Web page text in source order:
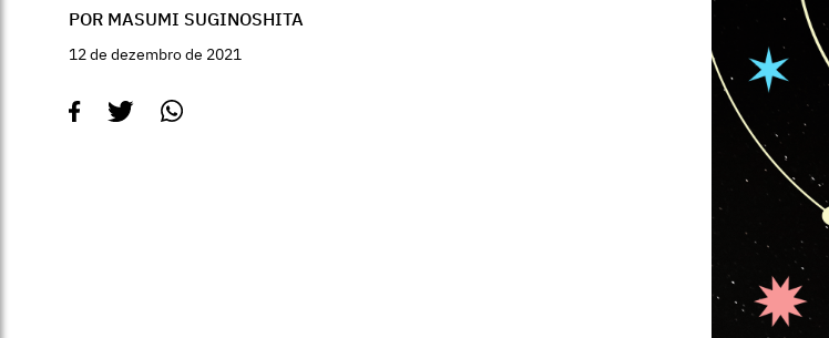
POR MASUMI SUGINOSHITA
12 de dezembro de 2021